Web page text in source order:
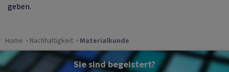
geben.
Home Nachhaltigkeit Materialkunde
Sie sind begeistert?